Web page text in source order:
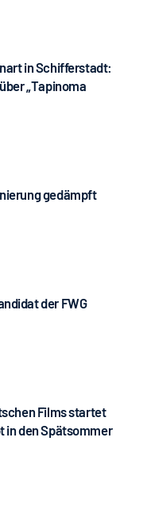
in Schifferstadt:
„Tapinoma
gedämpft
der FWG
Films startet
in den Spätsommer